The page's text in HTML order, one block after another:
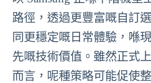
路徑，透過更豐富嘅自訂
同更穩定嘅日常體驗，喺
先嘅技術價值。雖然正式
而言，呢種策略可能促使